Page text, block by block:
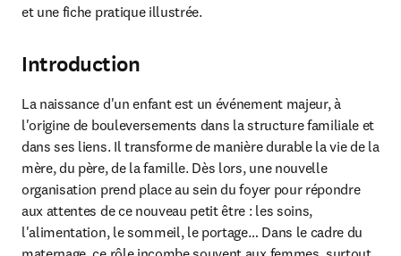
et une fiche pratique illustrée.
Introduction
La naissance d'un enfant est un événement majeur, à
l'origine de bouleversements dans la structure familiale et
dans ses liens. Il transforme de manière durable la vie de la
mère, du père, de la famille. Dès lors, une nouvelle
organisation prend place au sein du foyer pour répondre
aux attentes de ce nouveau petit être : les soins,
l'alimentation, le sommeil, le portage… Dans le cadre du